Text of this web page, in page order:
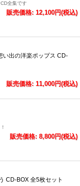
全集です
販売価格: 12,100円(税込)
い出の洋楽ポップス CD-
販売価格: 11,000円(税込)
販売価格: 8,800円(税込)
CD-BOX 全5枚セット